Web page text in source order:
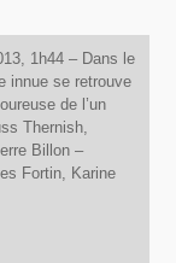
1h44 – Dans le
innue se retrouve
de l’un
Thernish,
Billon –
Fortin, Karine